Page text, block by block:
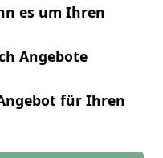
es um Ihren
Angebote
für Ihren